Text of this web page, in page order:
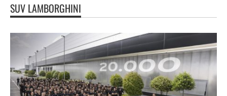
SUV LAMBORGHINI